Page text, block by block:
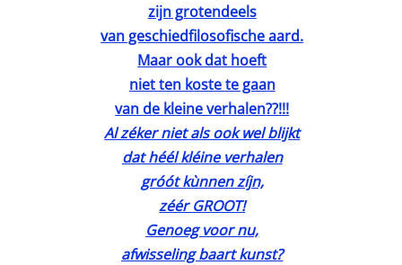
zijn grotendeels
van geschiedfilosofische aard.
Maar ook dat hoeft
niet ten koste te gaan
van de kleine verhalen??!!!
Al zéker niet als ook wel blijkt
dat héél kléine verhalen
gróót kùnnen zíjn,
zéér GROOT!
Genoeg voor nu,
afwisseling baart kunst?